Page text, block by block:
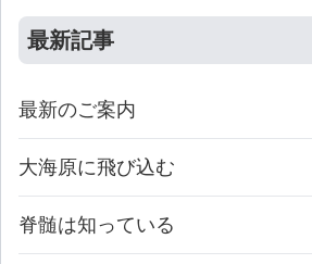
最新記事
最新のご案内
大海原に飛び込む
脊髄は知っている